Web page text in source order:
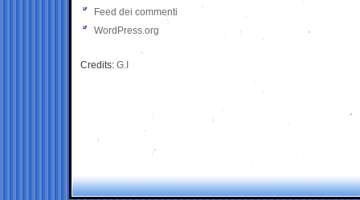
Feed dei commenti
WordPress.org
Credits: G.I